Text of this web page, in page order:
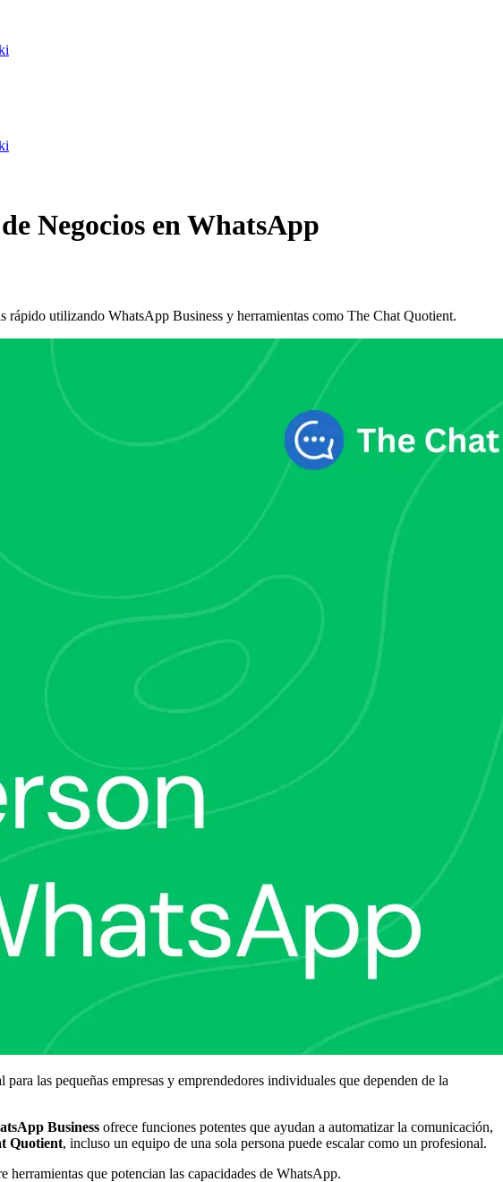
Negocios en WhatsApp
rápido utilizando WhatsApp Business y herramientas como The Chat Quotient.
las pequeñas empresas y emprendedores individuales que dependen de la
Business ofrece funciones potentes que ayudan a automatizar la comunicación,
Quotient, incluso un equipo de una sola persona puede escalar como un profesional.
herramientas que potencian las capacidades de WhatsApp.